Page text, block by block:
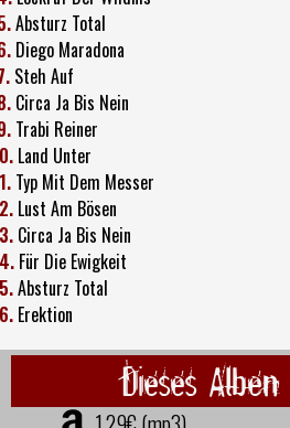
Absturz Total
Diego Maradona
Steh Auf
Circa Ja Bis Nein
Trabi Reiner
Land Unter
Typ Mit Dem Messer
Lust Am Bösen
Circa Ja Bis Nein
Für Die Ewigkeit
Absturz Total
Erektion
Dieses